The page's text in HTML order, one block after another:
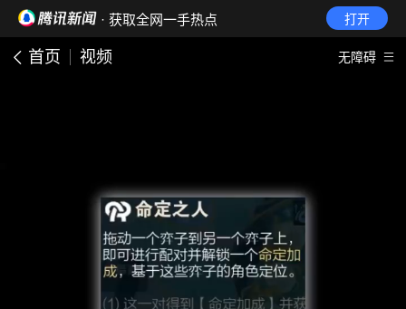
· 获取全网一手热点 打开
首页 视频 无障碍